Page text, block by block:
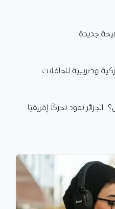
جديدة
وضريبية للحافلات
تقود تحركًا إفريقيًا